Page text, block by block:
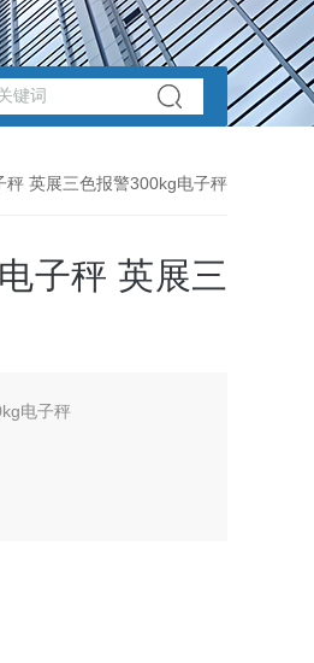
英展三色报警300kg电子秤
子秤 英展三
电子秤